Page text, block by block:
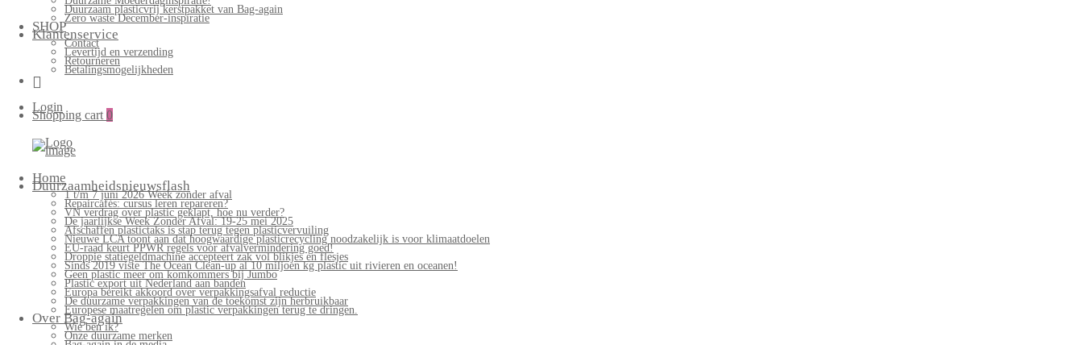
Duurzaam plasticvrij kerstpakket van Bag-again
Zero waste December-inspiratie
SHOP
Klantenservice
Contact
Levertijd en verzending
Retourneren
Betalingsmogelijkheden
Login
Shopping cart 0
again
Primary
Menu Home
Duurzaamheidsnieuwsflash
1 t/m 7 juni 2026 Week zonder afval
Repaircafés: cursus leren repareren?
VN verdrag over plastic geklapt, hoe nu verder?
De jaarlijkse Week Zonder Afval: 19-25 mei 2025
Afschaffen plastictaks is stap terug tegen plasticvervuiling
Nieuwe LCA toont aan dat hoogwaardige plasticrecycling noodzakelijk is voor klimaatdoelen
EU-raad keurt PPWR regels voor afvalvermindering goed!
Droppie statiegeldmachine accepteert zak vol blikjes en flesjes
Sinds 2019 viste The Ocean Clean-up al 10 miljoen kg plastic uit rivieren en oceanen!
Geen plastic meer om komkommers bij Jumbo
Plastic export uit Nederland aan banden
Europa bereikt akkoord over verpakkingsafval reductie
De duurzame verpakkingen van de toekomst zijn herbruikbaar
Europese maatregelen om plastic verpakkingen terug te dringen.
Over Bag-again
Wie ben ik?
Onze duurzame merken